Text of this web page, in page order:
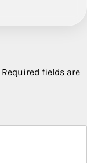
Required fields are